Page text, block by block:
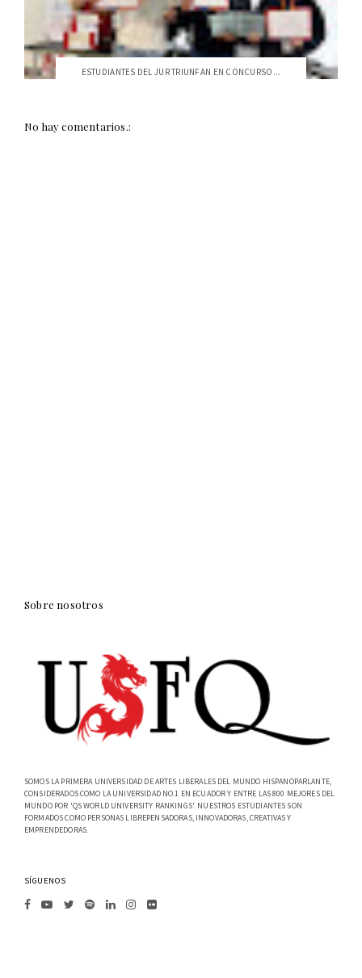
ESTUDIANTES DEL JUR TRIUNFAN EN CONCURSO...
No hay comentarios.:
Sobre nosotros
SOMOS LA PRIMERA UNIVERSIDAD DE ARTES LIBERALES DEL MUNDO HISPANOPARLANTE,
CONSIDERADOS COMO LA UNIVERSIDAD NO.1 EN ECUADOR Y ENTRE LAS 800 MEJORES DEL
MUNDO POR 'QS WORLD UNIVERSITY RANKINGS'. NUESTROS ESTUDIANTES SON
FORMADOS COMO PERSONAS LIBREPENSADORAS, INNOVADORAS, CREATIVAS Y
EMPRENDEDORAS.
SÍGUENOS